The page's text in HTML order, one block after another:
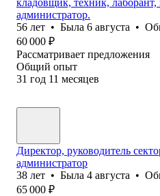
администратор.
56 лет • Была 6 августа •
60 000 ₽
Рассматривает предложения
Общий опыт
31 год 11 месяцев
Директор, руководитель
администратор
38 лет • Была 4 августа •
65 000 ₽